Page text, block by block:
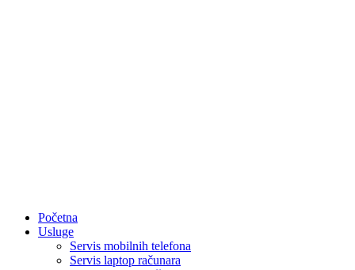
Početna
Usluge
Servis mobilnih telefona
Servis laptop računara